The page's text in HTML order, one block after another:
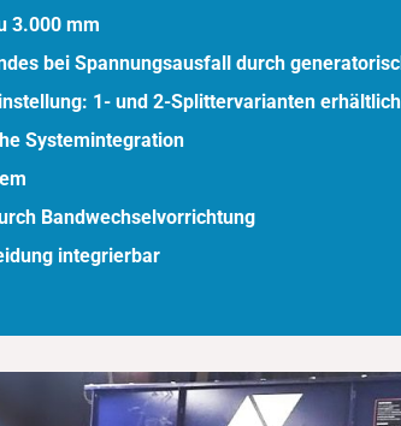
3.000 mm
bei Spannungsausfall durch
1- und 2-Splittervarianten erhältlich
Systemintegration
Bandwechselvorrichtung
integrierbar